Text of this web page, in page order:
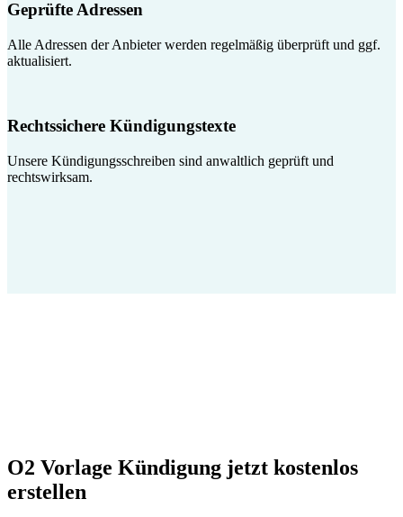
Geprüfte Adressen
Alle Adressen der Anbieter werden regelmäßig überprüft und ggf.
aktualisiert.
Rechtssichere Kündigungstexte
Unsere Kündigungsschreiben sind anwaltlich geprüft und
rechtswirksam.
O2 Vorlage Kündigung jetzt kostenlos
erstellen